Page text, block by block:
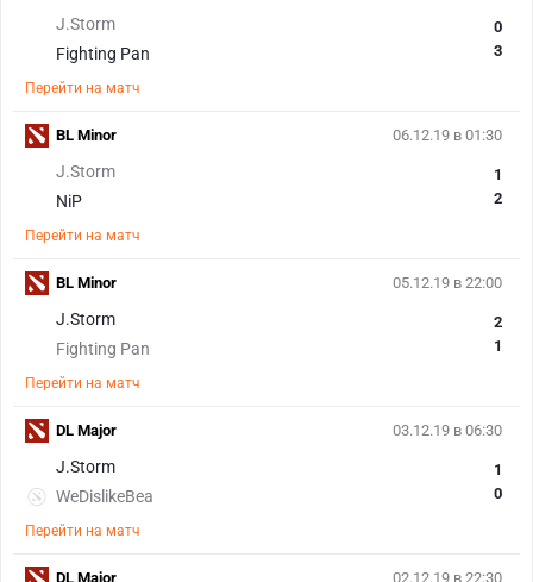
J.Storm
Fighting Pan
0
3
Перейти на матч
06.12.19 в 01:30
J.Storm
NiP
1
2
Перейти на матч
BL Minor
05.12.19 в 22:00
J.Storm
Fighting Pan
2
1
Перейти на матч
BL Minor
03.12.19 в 06:30
J.Storm
WeDislikeBea
1
0
Перейти на матч
DL Major
02.12.19 в 22:30
DL Major